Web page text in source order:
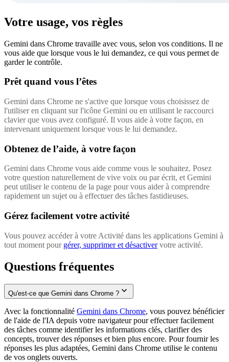
Votre usage, vos règles
Gemini dans Chrome travaille avec vous, selon vos conditions. Il ne
vous aide que lorsque vous le lui demandez, ce qui vous permet de
garder le contrôle.
Prêt quand vous l’êtes
Gemini dans Chrome ne s'active que lorsque vous choisissez de
l'utiliser en cliquant sur l'icône Gemini ou en utilisant le raccourci
clavier que vous avez configuré. Il vous aide à votre façon, en
intervenant uniquement lorsque vous le lui demandez.
Obtenez de l’aide, à votre façon
Gemini dans Chrome vous aide comme vous le souhaitez. Posez
votre question naturellement de vive voix ou par écrit, et Gemini
peut utiliser le contenu de la page pour vous aider à comprendre
rapidement un sujet ou à effectuer des tâches fastidieuses.
Gérez facilement votre activité
Vous pouvez accéder à votre Activité dans les applications Gemini à
tout moment pour gérer, supprimer et désactivervotre activité.
Questions fréquentes
Qu'est-ce que Gemini dans Chrome ?
Avec la fonctionnalité Gemini dans Chrome, vous pouvez bénéficier
de l'aide de l'IA depuis votre navigateur pour effectuer facilement
des tâches comme identifier les informations clés, clarifier des
concepts, trouver des réponses et bien plus encore. Pour fournir les
réponses les plus adaptées, Gemini dans Chrome utilise le contenu
de vos onglets ouverts.